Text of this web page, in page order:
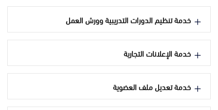
خدمة تنظيم الدورات التدريبية وورش العمل
خدمة الإعلانات التجارية
خدمة تعديل ملف العضوية